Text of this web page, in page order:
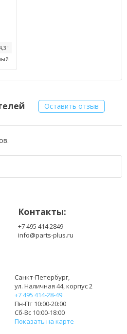
Оставить отзыв
Контакты:
+7 495 414 2849
info@parts-plus.ru
Санкт-Петербург,
ул. Наличная 44, корпус 2
+7 495 414-28-49
Пн-Пт 10:00-20:00
Сб-Вс 10:00-18:00
Показать на карте